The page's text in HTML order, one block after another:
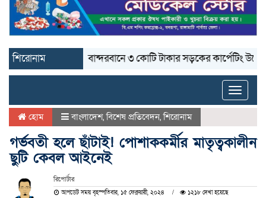
শিরোনাম বান্দরবানে ৩ কোটি টাকার সড়কের কার্পেটিং উঠে যাচ্ছে
Toggle
হোম বাংলাদেশ,বিশেষ প্রতিবেদন,শিরোনাম
গর্ভবতী হলে ছাঁটাই! পোশাককর্মীর মাতৃত্বকালীন
ছুটি কেবল আইনেই
রিপোর্টার
আপডেট সময় বৃহস্পতিবার, ১৫ ফেব্রুয়ারী, ২০২৪ ১২১৮ দেখা হয়েছে